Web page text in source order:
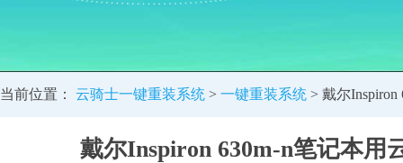
当前位置： 云骑士一键重装系统 > 一键重装系统 > 戴尔
戴尔Inspiron 630m-n笔记本用